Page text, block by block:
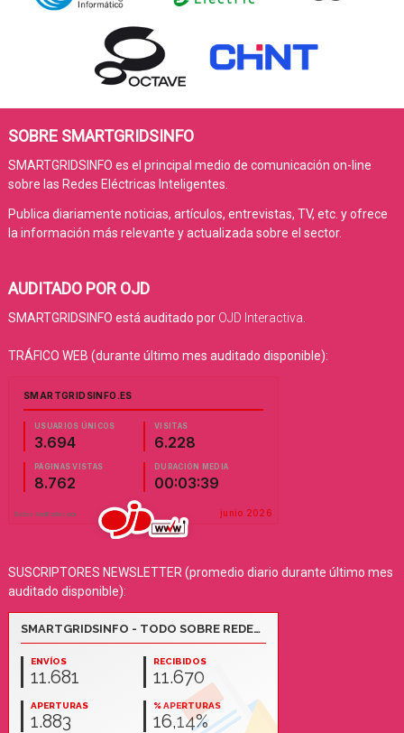
SOBRE SMARTGRIDSINFO
SMARTGRIDSINFO es el principal medio de comunicación on-line
sobre las Redes Eléctricas Inteligentes.
Publica diariamente noticias, artículos, entrevistas, TV, etc. y ofrece
la información más relevante y actualizada sobre el sector.
AUDITADO POR OJD
SMARTGRIDSINFO está auditado por OJD Interactiva.
TRÁFICO WEB (durante último mes auditado disponible):
SUSCRIPTORES NEWSLETTER (promedio diario durante último mes
auditado disponible):